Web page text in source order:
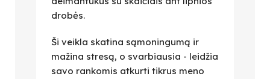
drobės.
Ši veikla skatina sąmoningumą ir
mažina stresą, o svarbiausia - leidžia
savo rankomis atkurti tikrus meno